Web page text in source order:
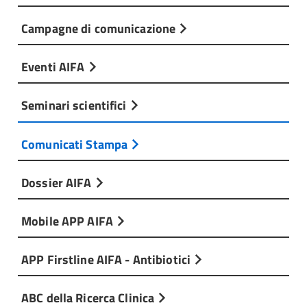
Campagne di comunicazione
Eventi AIFA
Seminari scientifici
Comunicati Stampa
Dossier AIFA
Mobile APP AIFA
APP Firstline AIFA - Antibiotici
ABC della Ricerca Clinica